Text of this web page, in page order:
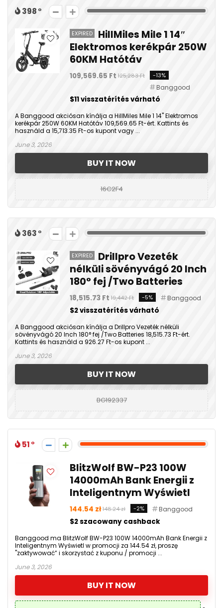
398
EXPIRED
HillMiles Mile 1 14″
Elektromos kerékpár 250W
60KM Hatótáv
109,569.65 Ft 125,283 Ft -13%
Banggood
$11 visszatérítés várható
A Banggood akciósan kínálja a HillMiles Mile 1 14" Elektromos
kerékpár 250W 60KM Hatótáv 109,569.65 Ft-ért. Kattints és
használd a 15,713.35 Ft-os kupont vagy ...
June 3, 2026
BUY IT NOW
16C2F4
363
EXPIRED
Drillpro Vezeték
nélküli sövényvágó 20 Inch
180° fej /Two Batteries
18,515.73 Ft 19,442 Ft -5% Banggood
$2 visszatérítés várható
A Banggood akciósan kínálja a Drillpro Vezeték nélküli
sövényvágó 20 Inch 180° fej /Two Batteries 18,515.73 Ft-ért.
Kattints és használd a 926.27 Ft-os kupont ...
June 3, 2026
BUY IT NOW
BG192337
51
BlitzWolf BW-P23 100W
14000mAh Bank Energii z
Inteligentnym Wyświetl
144.54 zł 148.24 zł -2% Banggood
$2 szacowany cashback
Banggood ma BlitzWolf BW-P23 100W 14000mAh Bank Energii z
Inteligentnym Wyświetl w promocji za 144.54 zł, proszę
"zaktywować” i skorzystać z kuponu / promocji ...
June 3, 2026
BUY IT NOW